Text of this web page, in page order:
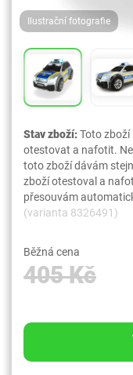
Ilustrační fotografie
Stav zboží:Toto zboží
otestovat a nafotit.
toto zboží dávám
zboží otestoval a
přesouvám
(varianta 8326491)
Běžná cena
405 Kč